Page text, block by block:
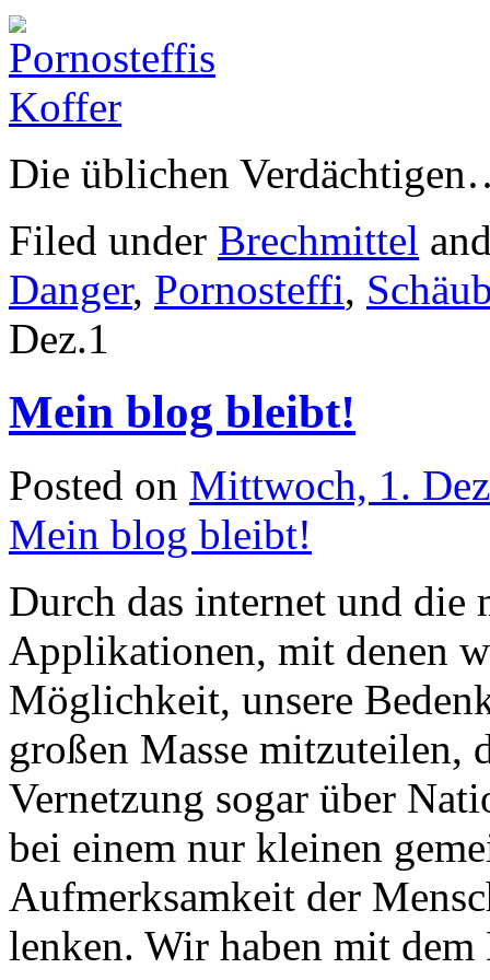
Die üblichen
Filed under Brechmittel
Danger, Pornosteffi,
Dez.1
Mein blog bleibt!
Posted on Mittwoch, 1.
Mein blog bleibt!
Durch das internet und
Applikationen, mit denen
Möglichkeit, unsere
großen Masse mitzuteilen,
Vernetzung sogar über
bei einem nur kleinen
Aufmerksamkeit der
lenken. Wir haben mit